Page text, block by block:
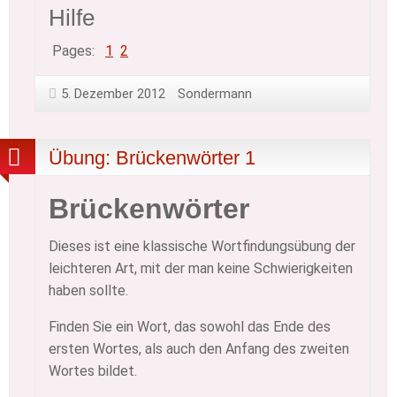
Hilfe
Pages: Page
1 ,Page
2
5. Dezember 2012 Sondermann
Übung: Brückenwörter 1
Brückenwörter
Dieses ist eine klassische Wortfindungsübung der
leichteren Art, mit der man keine Schwierigkeiten
haben sollte.
Finden Sie ein Wort, das sowohl das Ende des
ersten Wortes, als auch den Anfang des zweiten
Wortes bildet.